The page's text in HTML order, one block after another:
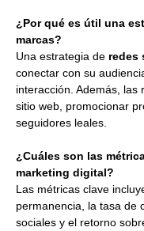
¿Por qué es útil una
marcas?
Una estrategia de redes
conectar con su
interacción. Además,
sitio web, promocionar
seguidores leales.
¿Cuáles son las
marketing digital?
Las métricas clave
permanencia, la tasa de
sociales y el retorno